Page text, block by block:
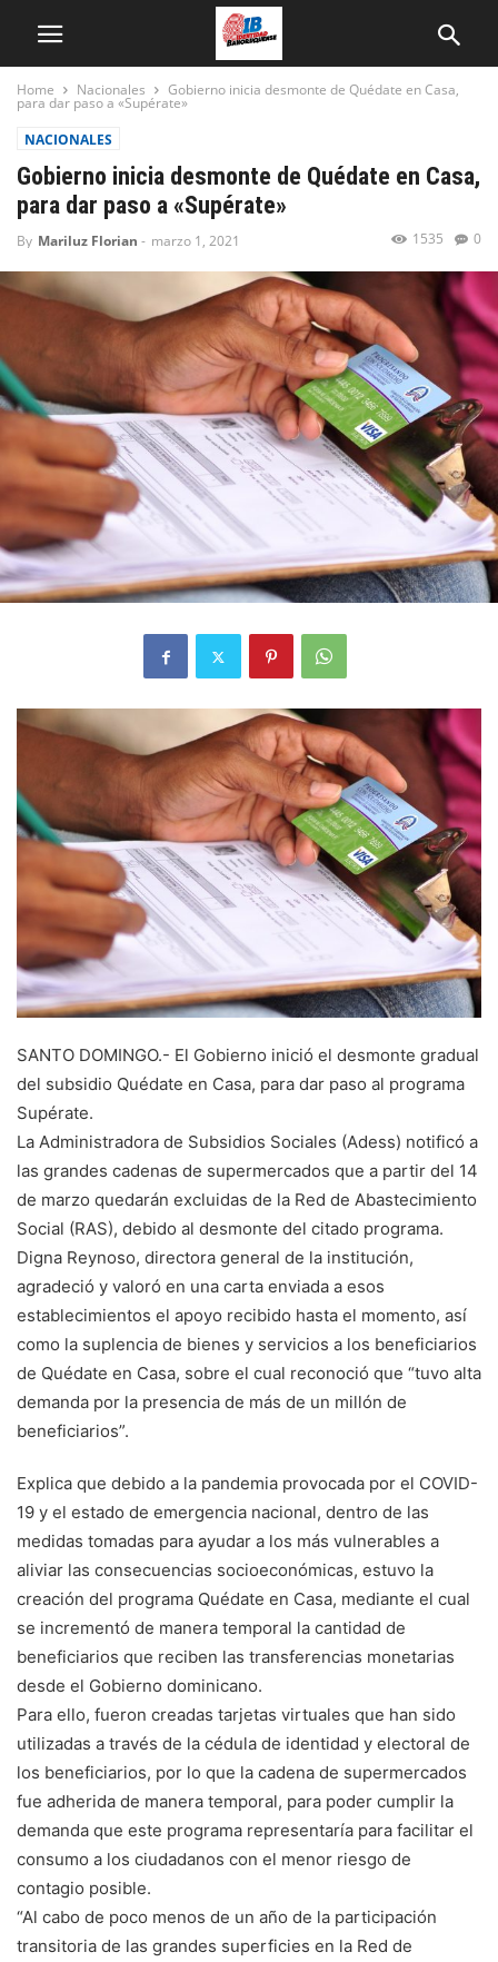
Home Nacionales Gobierno inicia desmonte de Quédate en Casa,
para dar paso a «Supérate»
NACIONALES
Gobierno inicia desmonte de Quédate en Casa,
para dar paso a «Supérate»
By Mariluz Florian - marzo 1, 2021 0
1535
SANTO DOMINGO.- El Gobierno inició el desmonte gradual
del subsidio Quédate en Casa, para dar paso al programa
Supérate.
La Administradora de Subsidios Sociales (Adess) notificó a
las grandes cadenas de supermercados que a partir del 14
de marzo quedarán excluidas de la Red de Abastecimiento
Social (RAS), debido al desmonte del citado programa.
Digna Reynoso, directora general de la institución,
agradeció y valoró en una carta enviada a esos
establecimientos el apoyo recibido hasta el momento, así
como la suplencia de bienes y servicios a los beneficiarios
de Quédate en Casa, sobre el cual reconoció que “tuvo alta
demanda por la presencia de más de un millón de
beneficiarios”.
Explica que debido a la pandemia provocada por el COVID-
19 y el estado de emergencia nacional, dentro de las
medidas tomadas para ayudar a los más vulnerables a
aliviar las consecuencias socioeconómicas, estuvo la
creación del programa Quédate en Casa, mediante el cual
se incrementó de manera temporal la cantidad de
beneficiarios que reciben las transferencias monetarias
desde el Gobierno dominicano.
Para ello, fueron creadas tarjetas virtuales que han sido
utilizadas a través de la cédula de identidad y electoral de
los beneficiarios, por lo que la cadena de supermercados
fue adherida de manera temporal, para poder cumplir la
demanda que este programa representaría para facilitar el
consumo a los ciudadanos con el menor riesgo de
contagio posible.
“Al cabo de poco menos de un año de la participación
transitoria de las grandes superficies en la Red de